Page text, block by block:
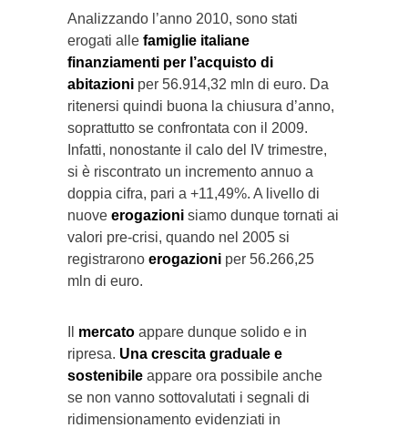
Analizzando l’anno 2010, sono stati
erogati alle famiglie italiane
finanziamenti per l’acquisto di
abitazioni per 56.914,32 mln di euro. Da
ritenersi quindi buona la chiusura d’anno,
soprattutto se confrontata con il 2009.
Infatti, nonostante il calo del IV trimestre,
si è riscontrato un incremento annuo a
doppia cifra, pari a +11,49%. A livello di
nuove erogazioni siamo dunque tornati ai
valori pre-crisi, quando nel 2005 si
registrarono erogazioni per 56.266,25
mln di euro.
mercato appare dunque solido e in
ripresa. Una crescita graduale e
sostenibile appare ora possibile anche
se non vanno sottovalutati i segnali di
ridimensionamento evidenziati in